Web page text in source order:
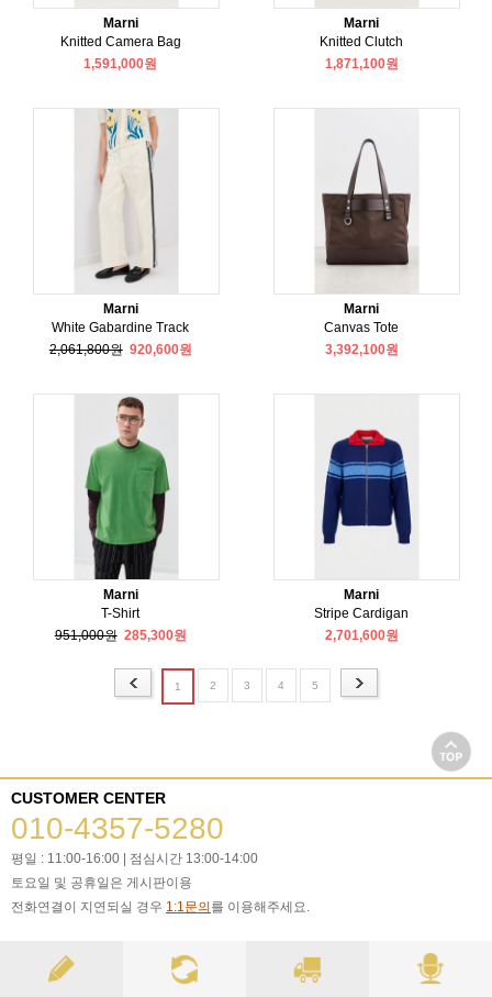
Marni
Knitted Camera Bag
1,591,000원
Marni
Knitted Clutch
1,871,100원
Marni
White Gabardine Track
2,061,800원 920,600원
Marni
Canvas Tote
3,392,100원
Marni
T-Shirt
951,000원 285,300원
Marni
Stripe Cardigan
2,701,600원
1 2 3 4 5
CUSTOMER CENTER
010-4357-5280
평일 : 11:00-16:00 | 점심시간 13:00-14:00
토요일 및 공휴일은 게시판이용
전화연결이 지연되실 경우 1:1문의 를 이용해주세요.